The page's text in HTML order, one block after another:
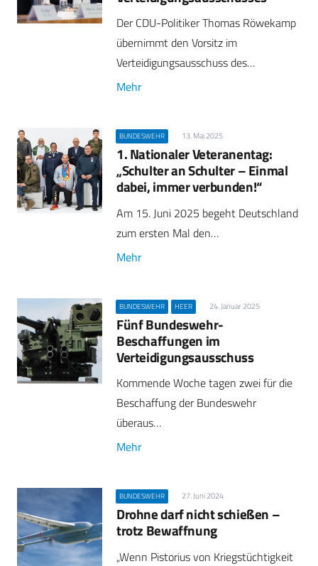
Der CDU-Politiker Thomas Röwekamp
übernimmt den Vorsitz im
Verteidigungsausschuss des…
Mehr
BUNDESWEHR 13. Mai 2025
1. Nationaler Veteranentag:
„Schulter an Schulter – Einmal
dabei, immer verbunden!“
Am 15. Juni 2025 begeht Deutschland
zum ersten Mal den…
Mehr
BUNDESWEHR HEER 24. Januar 2025
Fünf Bundeswehr-
Beschaffungen im
Verteidigungsausschuss
Kommende Woche tagen zwei für die
Beschaffung der Bundeswehr
überaus…
Mehr
BUNDESWEHR 27. Juni 2024
Drohne darf nicht schießen –
trotz Bewaffnung
„Wenn Pistorius von Kriegstüchtigkeit